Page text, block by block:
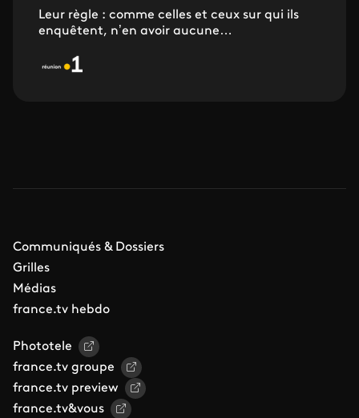
Leur règle : comme celles et ceux sur qui ils
enquêtent, n’en avoir aucune…
Communiqués & Dossiers
Grilles
Médias
france.tv hebdo
Phototele
france.tv groupe
france.tv preview
france.tv&vous